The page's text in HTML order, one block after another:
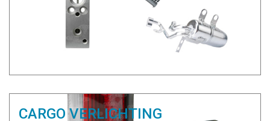
CARGO VERLICHTING